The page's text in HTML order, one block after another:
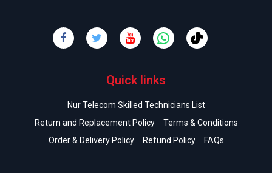
Quick links
Nur Telecom Skilled Technicians List
Return and Replacement Policy
Terms & Conditions
Order & Delivery Policy
Refund Policy FAQs